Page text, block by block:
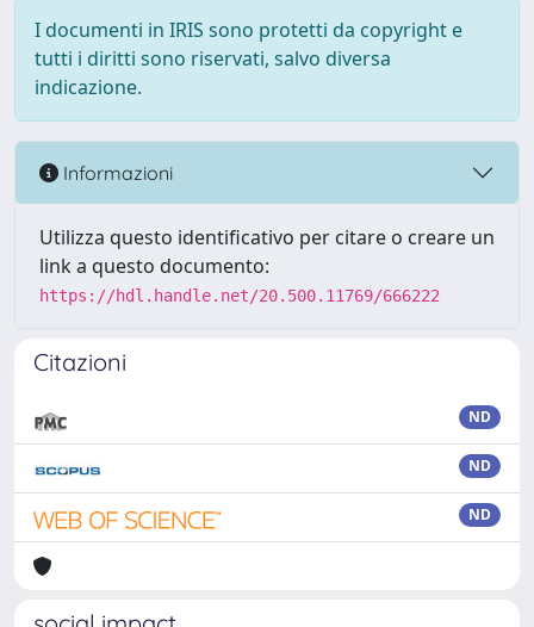
I documenti in IRIS sono protetti da copyright e
tutti i diritti sono riservati, salvo diversa
indicazione.
Informazioni
Utilizza questo identificativo per citare o creare un
link a questo documento:
https://hdl.handle.net/20.500.11769/666222
Citazioni
ND
ND
ND